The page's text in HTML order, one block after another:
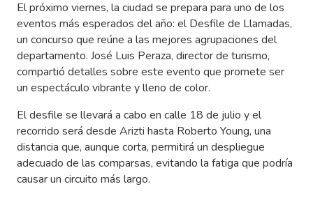
El próximo viernes, la ciudad se prepara para uno de los
eventos más esperados del año: el Desfile de Llamadas,
un concurso que reúne a las mejores agrupaciones del
departamento. José Luis Peraza, director de turismo,
compartió detalles sobre este evento que promete ser
un espectáculo vibrante y lleno de color.
El desfile se llevará a cabo en calle 18 de julio y el
recorrido será desde Arizti hasta Roberto Young, una
distancia que, aunque corta, permitirá un despliegue
adecuado de las comparsas, evitando la fatiga que podría
causar un circuito más largo.